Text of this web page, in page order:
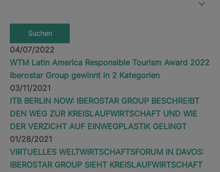
Suchen
04/07/2022
WTM Latin America Responsible Tourism Award 2022
Iberostar Group gewinnt in 2 Kategorien
03/11/2021
ITB BERLIN NOW: IBEROSTAR GROUP BESCHREIBT
DEN WEG ZUR KREISLAUFWIRTSCHAFT UND WIE
DER VERZICHT AUF EINWEGPLASTIK GELINGT
01/28/2021
VIRTUELLES WELTWIRTSCHAFTSFORUM IN DAVOS:
IBEROSTAR GROUP SIEHT KREISLAUFWIRTSCHAFT